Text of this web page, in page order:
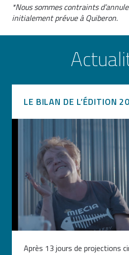
*Nous sommes contraints
initialement prévue à Quiberon.
LE BILAN DE L’ÉDITION
Après 13 jours de projections